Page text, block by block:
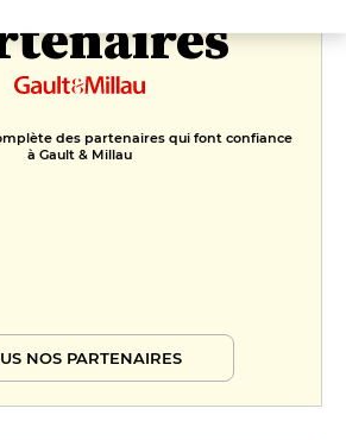
des partenaires qui font confiance
à Gault & Millau
NOS PARTENAIRES